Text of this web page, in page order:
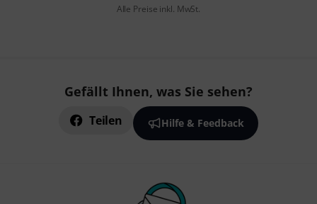
Alle Preise inkl. MwSt.
Gefällt Ihnen, was Sie sehen?
Teilen Hilfe & Feedback